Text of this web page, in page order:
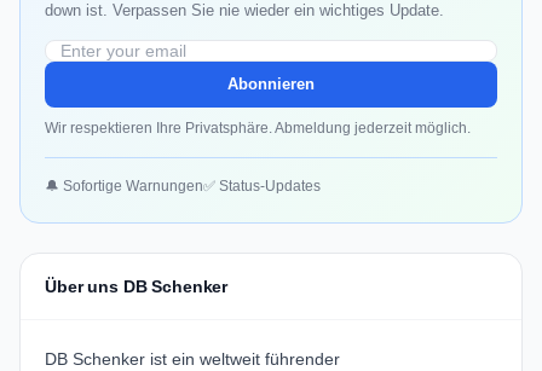
down ist. Verpassen Sie nie wieder ein wichtiges Update.
Abonnieren
Wir respektieren Ihre Privatsphäre. Abmeldung jederzeit möglich.
🔔 Sofortige Warnungen✅ Status-Updates
Über uns DB Schenker
DB Schenker ist ein weltweit führender